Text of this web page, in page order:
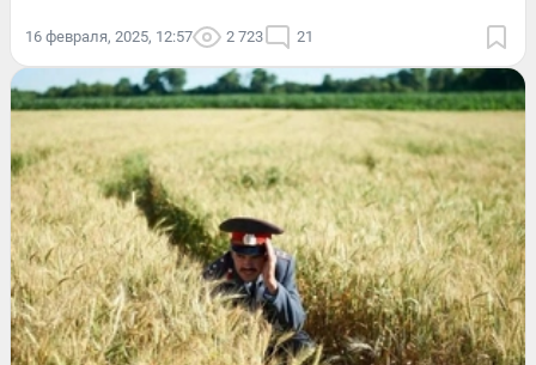
16 февраля, 2025, 12:57 2 723 21